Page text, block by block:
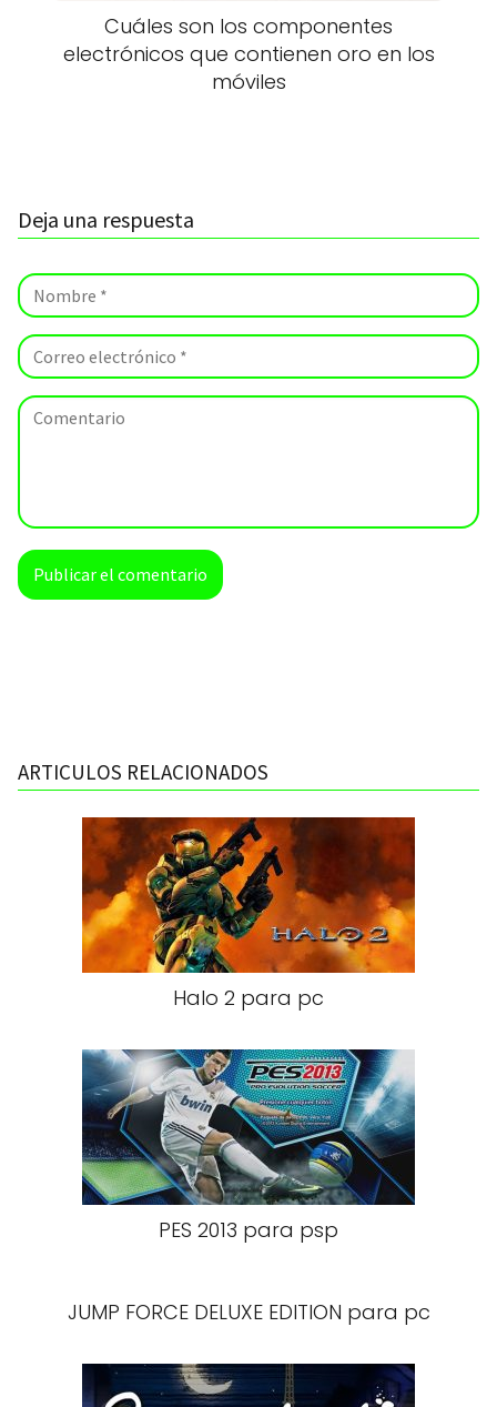
Cuáles son los componentes
electrónicos que contienen oro en los
móviles
Deja una respuesta
ARTICULOS RELACIONADOS
Halo 2 para pc
PES 2013 para psp
JUMP FORCE DELUXE EDITION para pc